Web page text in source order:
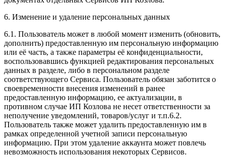
6. Изменение и удаление персональных данных
6.1. Пользователь может в любой момент изменить (обновить,
дополнить) предоставленную им персональную информацию
или её часть, а также параметры её конфиденциальности,
воспользовавшись функцией редактирования персональных
данных в разделе, либо в персональном разделе
соответствующего Сервиса. Пользователь обязан заботится о
своевременности внесения изменений в ранее
предоставленную информацию, ее актуализации, в
противном случае ИП Козлова не несет ответственности за
неполучение уведомлений, товаров/услуг и т.п.6.2.
Пользователь также может удалить предоставленную им в
рамках определенной учетной записи персональную
информацию. При этом удаление аккаунта может повлечь
невозможность использования некоторых Сервисов.